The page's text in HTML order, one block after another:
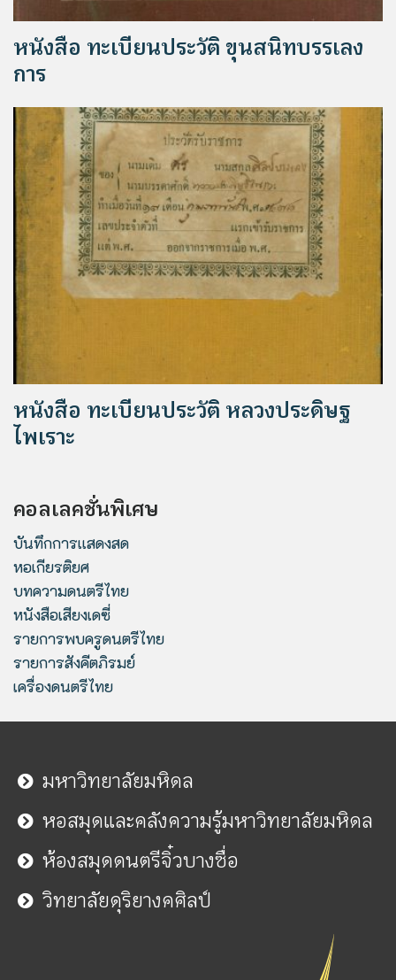
หนังสือ ทะเบียนประวัติ ขุนสนิทบรรเลง
การ
หนังสือ ทะเบียนประวัติ หลวงประดิษฐ
ไพเราะ
คอลเลคชั่นพิเศษ
บันทึกการแสดงสด
หอเกียรติยศ
บทความดนตรีไทย
หนังสือเสียงเดซี่
รายการพบครูดนตรีไทย
รายการสังคีตภิรมย์
เครื่องดนตรีไทย
มหาวิทยาลัยมหิดล
หอสมุดและคลังความรู้มหาวิทยาลัยมหิดล
ห้องสมุดดนตรีจิ๋วบางซื่อ
วิทยาลัยดุริยางคศิลป์